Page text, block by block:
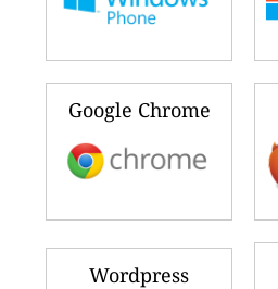
Google Chrome
Wordpress